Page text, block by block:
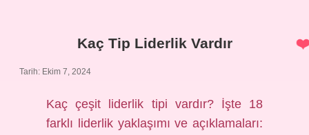
Kaç Tip Liderlik Vardır
Tarih: Ekim 7, 2024
Kaç çeşit liderlik tipi vardır? İşte 18
farklı liderlik yaklaşımı ve açıklamaları: